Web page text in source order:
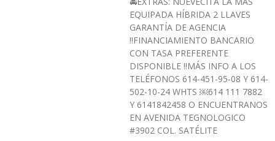
EQUIPADA HÍBRIDA 2 LLAVES
GARANTÍA DE AGENCIA
‼️FINANCIAMIENTO BANCARIO
CON TASA PREFERENTE
DISPONIBLE ‼️MÁS INFO A LOS
TELÉFONOS 614-451-95-08 Y 614-
502-10-24 WHTS ￼⁨614 111 7882⁩
Y 6141842458 O ENCUENTRANOS
EN AVENIDA TEGNOLOGICO
#3902 COL. SATÉLITE